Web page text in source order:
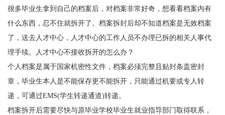
很多毕业生拿到自己的档案后，对档案非常好奇，想看看档案内有
什么东西，忍不住就拆开了。档案拆封后却不知道档案是无效档案
了，送去人才中心，人才中心的工作人员不办理已拆的相关人事代
理手续。人才中心不接收拆开的怎么办？
个人档案是属于国家机密性文件，档案必须完整且贴封条盖密封
章，毕业生本人是不能保存更不能拆开，只能通过机要或专人转
递，可通过EMS(学生转递通道)转递。
档案拆开后需要尽快与原毕业学校毕业生就业指导部门取得联系，